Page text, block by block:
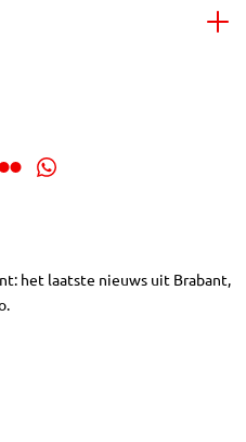
het laatste nieuws uit Brabant,